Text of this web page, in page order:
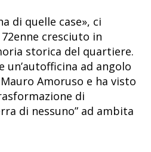
di quelle case», ci
72enne cresciuto in
storica del quartiere.
un’autofficina ad angolo
Amoruso e ha visto
di
di nessuno” ad ambita